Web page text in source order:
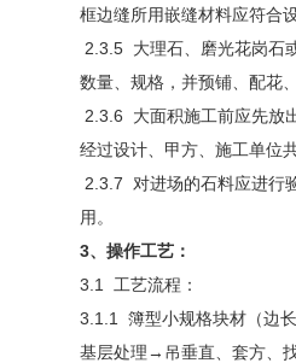
框边缝所用嵌缝材料应符合
2.3.5 大理石、磨光花岗石
数量、规格，并预铺、配花
2.3.6 大面积施工前应先放
经过设计、甲方、施工单位
2.3.7 对进场的石料应进行
用。
3、操作工艺：
3.1 工艺流程：
3.1.1 簿型小规格块材（边
基层处理→吊垂直、套方、